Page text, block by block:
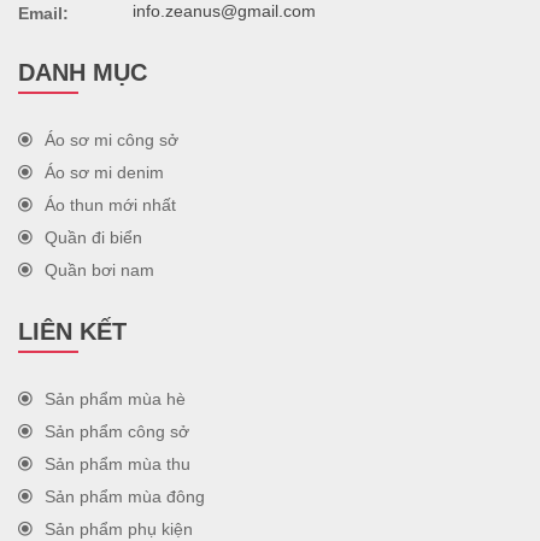
Email: info.zeanus@gmail.com
DANH MỤC
Áo sơ mi công sở
Áo sơ mi denim
Áo thun mới nhất
Quần đi biển
Quần bơi nam
LIÊN KẾT
Sản phẩm mùa hè
Sản phẩm công sở
Sản phẩm mùa thu
Sản phẩm mùa đông
Sản phẩm phụ kiện